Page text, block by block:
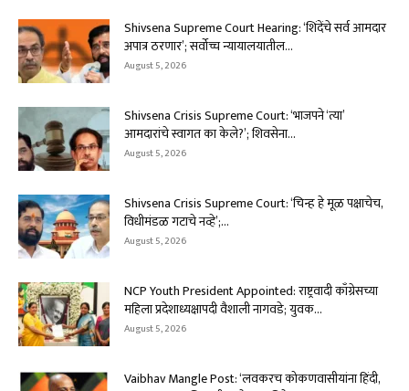
Shivsena Supreme Court Hearing: ‘शिंदेंचे सर्व आमदार
अपात्र ठरणार’; सर्वोच्च न्यायालयातील...
August 5, 2026
Shivsena Crisis Supreme Court: ‘भाजपने ‘त्या’
आमदारांचे स्वागत का केले?’; शिवसेना...
August 5, 2026
Shivsena Crisis Supreme Court: ‘चिन्ह हे मूळ पक्षाचेच,
विधीमंडळ गटाचे नव्हे’;...
August 5, 2026
NCP Youth President Appointed: राष्ट्रवादी काँग्रेसच्या
महिला प्रदेशाध्यक्षापदी वैशाली नागवडे; युवक...
August 5, 2026
Vaibhav Mangle Post: ‘लवकरच कोकणवासीयांना हिंदी,